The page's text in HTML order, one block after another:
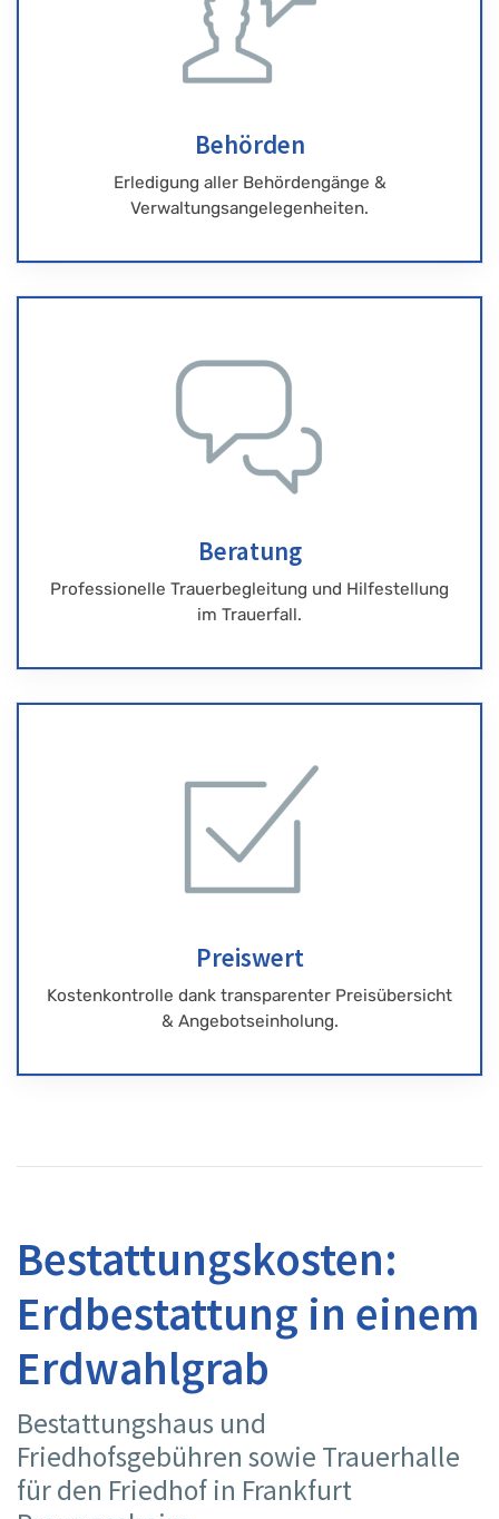
Behörden
Erledigung aller Behördengänge &
Verwaltungsangelegenheiten.
Beratung
Professionelle Trauerbegleitung und Hilfestellung
im Trauerfall.
Preiswert
Kostenkontrolle dank transparenter Preisübersicht
& Angebotseinholung.
Bestattungskosten:
Erdbestattung in einem
Erdwahlgrab
Bestattungshaus und
Friedhofsgebühren sowie Trauerhalle
für den Friedhof in Frankfurt